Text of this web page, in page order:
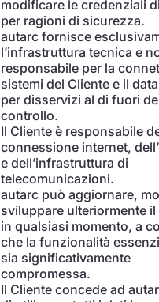
modificare le credenziali
per ragioni di sicurezza.
autarc fornisce
l’infrastruttura tecnica e
responsabile per la
sistemi del Cliente e il
per disservizi al di fuori
controllo.
Il Cliente è responsabile
connessione internet,
e dell’infrastruttura di
telecomunicazioni.
autarc può aggiornare,
sviluppare ulteriormente il
in qualsiasi momento, a
che la funzionalità
sia significativamente
compromessa.
Il Cliente concede ad